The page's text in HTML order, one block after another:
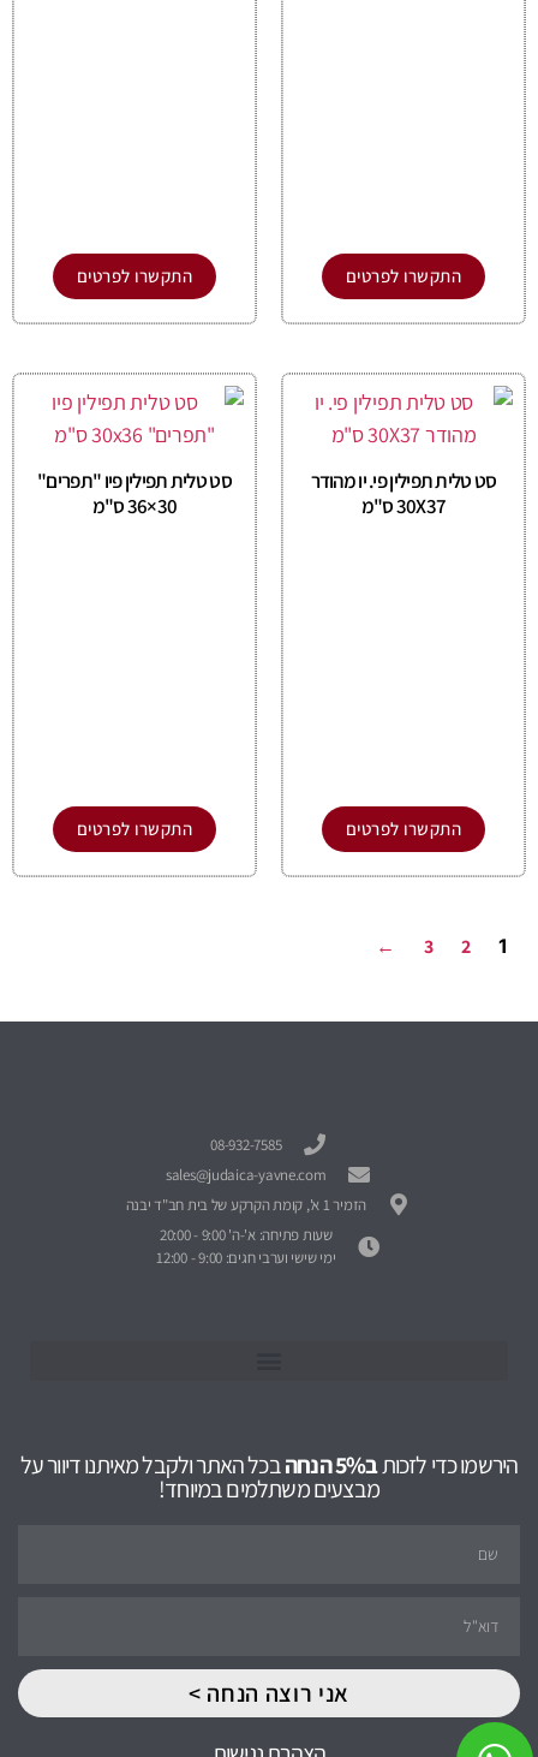
התקשרו לפרטים התקשרו לפרטים
סט טלית תפילין פי. יו מהודר
30X37 ס"מ
התקשרו לפרטים
סט טלית תפילין פיו "תפרים"
30×36 ס"מ
התקשרו לפרטים
1
2
3
←
08-932-7585
sales@judaica-yavne.com
הזמיר 1 א', קומת הקרקע של בית חב"ד יבנה
שעות פתיחה: א'-ה' 9:00 - 20:00
ימי שישי וערבי חגים: 9:00 - 12:00
הירשמו כדי לזכותב5% הנחה בכל האתר ולקבל מאיתנו דיוור על
מבצעים משתלמים במיוחד!
אני רוצה הנחה >